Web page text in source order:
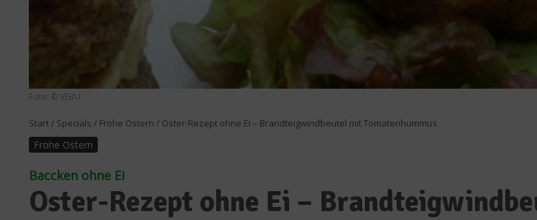
Foto: © VEBU
Start/ Specials / Frohe Ostern / Oster-Rezept ohne Ei – Brandteigwindbeutel mit Tomatenhummus
Frohe Ostern
Baccken ohne Ei
Oster-Rezept ohne Ei –